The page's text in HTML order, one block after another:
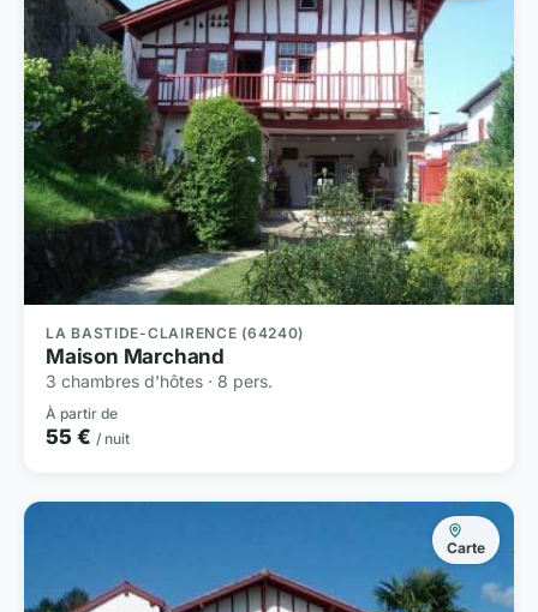
LA BASTIDE-CLAIRENCE (64240)
Maison Marchand
3 chambres d'hôtes · 8 pers.
À partir de
55 € / nuit
Carte